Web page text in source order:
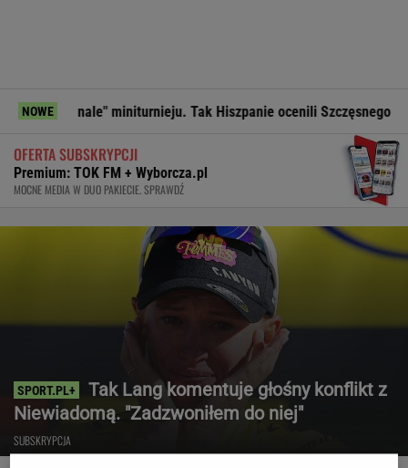
NOWE Tak Hiszpanie ocenili Szczęsnego Tak Lang
OFERTA SUBSKRYPCJI
Premium: TOK FM + Wyborcza.pl
MOCNE MEDIA W DUO PAKIECIE. SPRAWDŹ
Tak Lang komentuje głośny konflikt z
Niewiadomą. "Zadzwoniłem do niej"
SUBSKRYPCJA